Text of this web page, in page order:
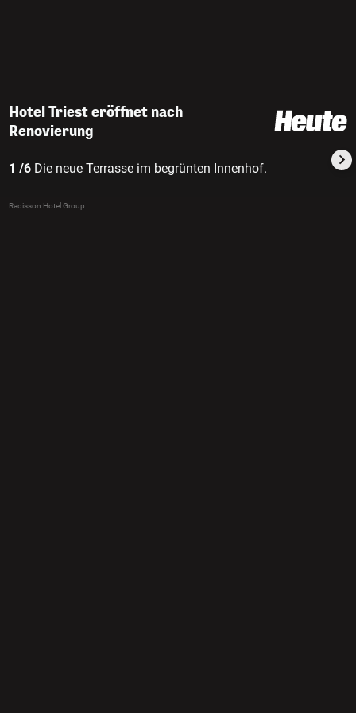
Hotel Triest eröffnet nach
Renovierung
1 /6 Die neue Terrasse im begrünten Innenhof.
Radisson Hotel Group